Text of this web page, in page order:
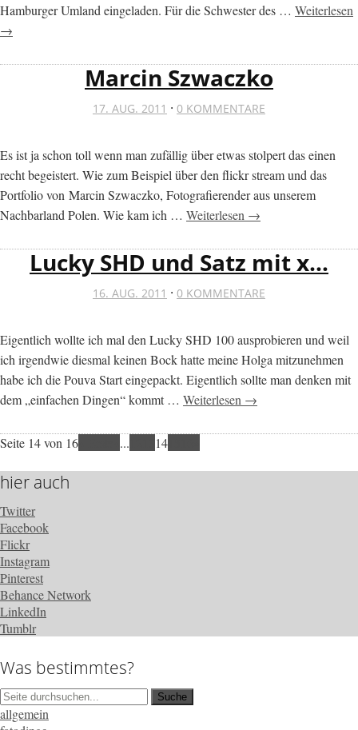
Hamburger Umland eingeladen. Für die Schwester des … Weiterlesen
→
Marcin Szwaczko
17. AUG. 2011 · 0 KOMMENTARE
Es ist ja schon toll wenn man zufällig über etwas stolpert das einen
recht begeistert. Wie zum Beispiel über den flickr stream und das
Portfolio von Marcin Szwaczko, Fotografierender aus unserem
Nachbarland Polen. Wie kam ich … Weiterlesen →
Lucky SHD und Satz mit x…
16. AUG. 2011 · 0 KOMMENTARE
Eigentlich wollte ich mal den Lucky SHD 100 ausprobieren und weil
ich irgendwie diesmal keinen Bock hatte meine Holga mitzunehmen
habe ich die Pouva Start eingepackt. Eigentlich sollte man denken mit
dem „einfachen Dingen“ kommt … Weiterlesen →
Seite 14 von 16 ... 14
hier auch
Twitter
Facebook
Flickr
Instagram
Pinterest
Behance Network
LinkedIn
Tumblr
Was bestimmtes?
allgemein